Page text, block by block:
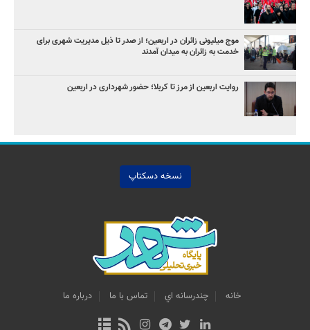
موج میلیونی زائران در اربعین؛ از صدر تا ذیل مدیریت شهری برای
خدمت به زائران به میدان آمدند
روایت اربعین از مرز تا کربلا؛ حضور شهرداری در اربعین
نسخه دسکتاپ
خانه چندرسانه اي تماس با ما درباره ما